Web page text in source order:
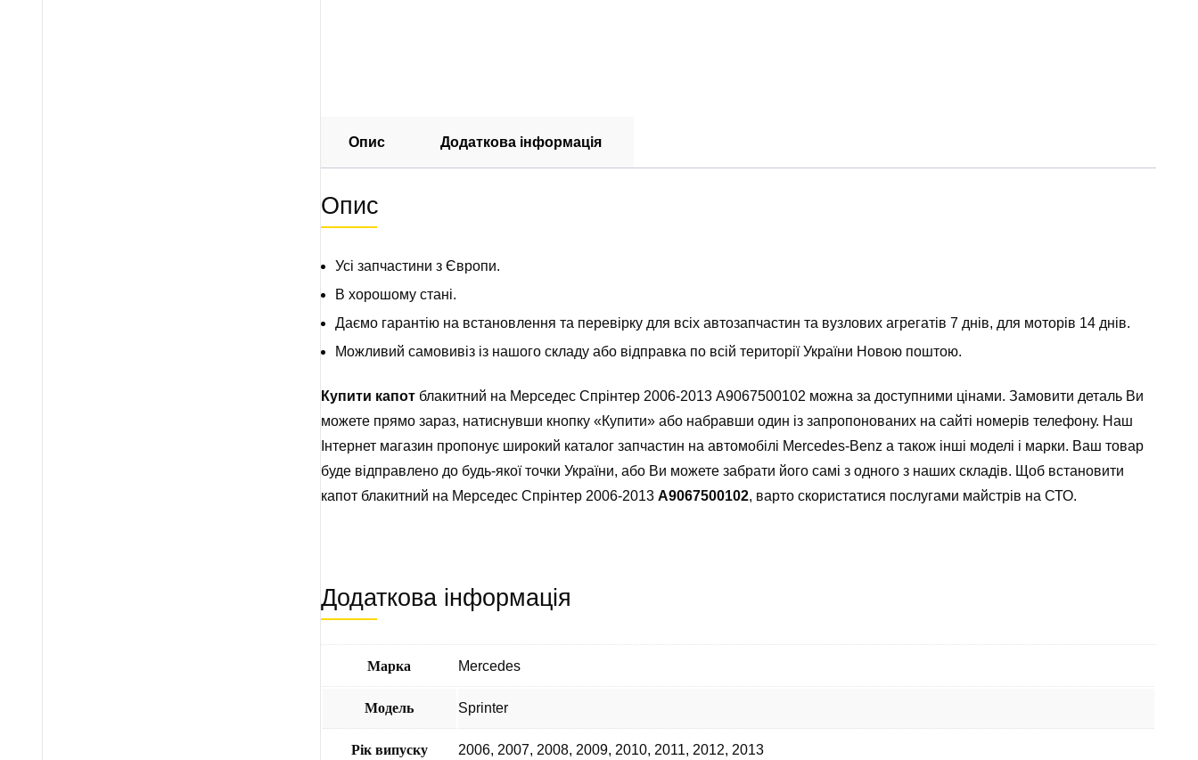
Опис Додаткова інформація
Опис
Усі запчастини з Європи.
В хорошому стані.
Даємо гарантію на встановлення та перевірку для всіх автозапчастин та вузлових агрегатів 7 днів, для моторів 14 днів.
Можливий самовивіз із нашого складу або відправка по всій території України Новою поштою.
Купити капот блакитний на Мерседес Спрінтер 2006-2013 A9067500102 можна за доступними цінами. Замовити деталь Ви
можете прямо зараз, натиснувши кнопку «Купити» або набравши один із запропонованих на сайті номерів телефону. Наш
Інтернет магазин пропонує широкий каталог запчастин на автомобілі Mercedes-Benz а також інші моделі і марки. Ваш товар
буде відправлено до будь-якої точки України, або Ви можете забрати його самі з одного з наших складів. Щоб встановити
капот блакитний на Мерседес Спрінтер 2006-2013 A9067500102, варто скористатися послугами майстрів на СТО.
Додаткова інформація
Марка Mercedes
Модель Sprinter
Рік випуску 2006, 2007, 2008, 2009, 2010, 2011, 2012, 2013